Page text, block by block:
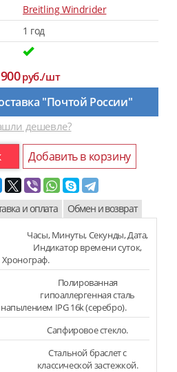
Breitling Windrider
1 год
руб./шт
"Почтой России"
дешевле?
Добавить в корзину
и оплата Обмен и возврат
Часы, Минуты, Секунды, Дата,
Индикатор времени суток,
Хронограф.
Полированная
гипоаллергенная сталь
напылением IPG 16k (серебро).
Сапфировое стекло.
Стальной браслет с
классической застежкой.